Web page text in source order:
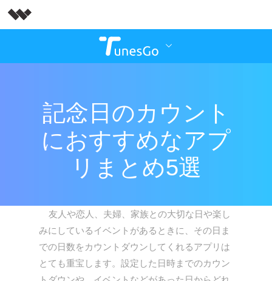
記念日のカウント
におすすめなアプ
リまとめ5選
友人や恋人、夫婦、家族との大切な日や楽し
みにしているイベントがあるときに、その日ま
での日数をカウントダウンしてくれるアプリは
とても重宝します。設定した日時までのカウン